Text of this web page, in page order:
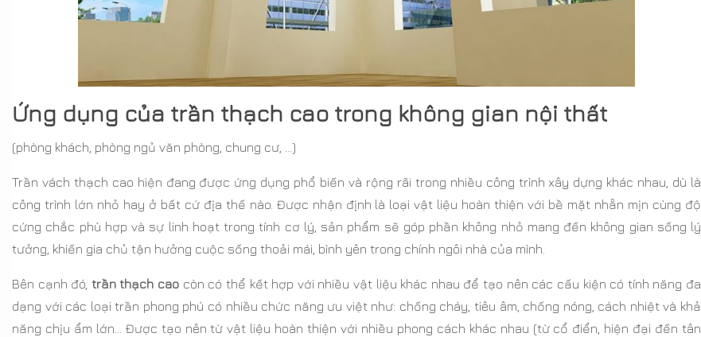
Ứng dụng của trần thạch cao trong không gian nội thất
(phòng khách, phòng ngủ văn phòng, chung cư, …)
Trần vách thạch cao hiện đang được ứng dụng phổ biến và rộng rãi trong nhiều công trình xây dựng khác nhau, dù là
công trình lớn nhỏ hay ở bất cứ địa thế nào. Được nhận định là loại vật liệu hoàn thiện với bề mặt nhẵn mịn cùng độ
cứng chắc phù hợp và sự linh hoạt trong tính cơ lý, sản phẩm sẽ góp phần không nhỏ mang đến không gian sống lý
tưởng, khiến gia chủ tận hưởng cuộc sống thoải mái, bình yên trong chính ngôi nhà của mình.
Bên cạnh đó, trần thạch cao còn có thể kết hợp với nhiều vật liệu khác nhau để tạo nên các cấu kiện có tính năng đa
dạng với các loại trần phong phú có nhiều chức năng ưu việt như: chống cháy, tiêu âm, chống nóng, cách nhiệt và khả
năng chịu ẩm lớn… Được tạo nên từ vật liệu hoàn thiện với nhiều phong cách khác nhau (từ cổ điển, hiện đại đến tân